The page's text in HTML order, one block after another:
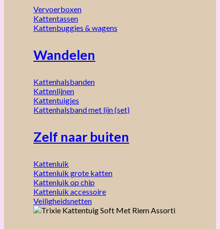
Vervoerboxen
Kattentassen
Kattenbuggies & wagens
Wandelen
Kattenhalsbanden
Kattenlijnen
Kattentuigjes
Kattenhalsband met lijn (set)
Zelf naar buiten
Kattenluik
Kattenluik grote katten
Kattenluik op chip
Kattenluik accessoire
Veiligheidsnetten